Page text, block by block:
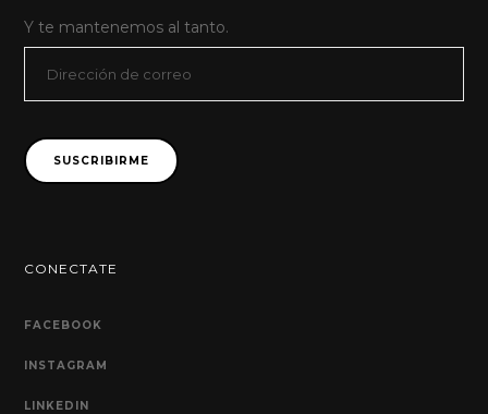
Y te mantenemos al tanto.
Dirección
de
correo
SUSCRIBIRME
CONECTATE
FACEBOOK
INSTAGRAM
LINKEDIN